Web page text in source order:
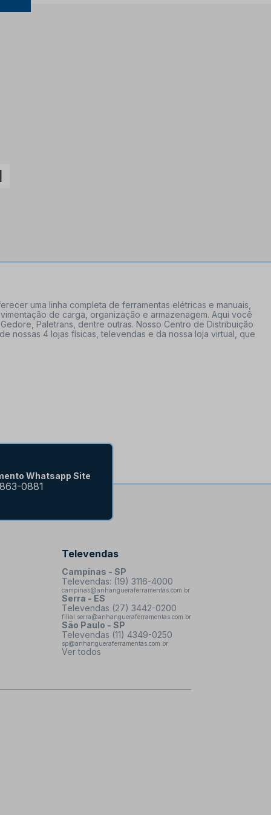
uma linha completa de ferramentas elétricas e manuais,
de carga, organização e armazenagem. Aqui você
Paletrans, dentre outras. Nosso Centro de Distribuição
nossas 4 lojas físicas, televendas e da nossa loja virtual, que
Whatsapp Site
0881
Televendas
Campinas - SP
Televendas: (19) 3116-4000
campinas@anhangueraferramentas.com.br
Serra - ES
Televendas (27) 3442-0200
filial.serra@anhangueraferramentas.com.br
São Paulo - SP
Televendas (11) 4349-0250
sp@anhangueraferramentas.com.br
Ver todos